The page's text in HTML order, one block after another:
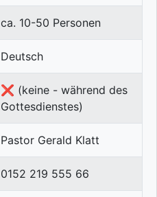
ca. 10-50 Personen
Deutsch
❌ (keine - während des
Gottesdienstes)
Pastor Gerald Klatt
0152 219 555 66